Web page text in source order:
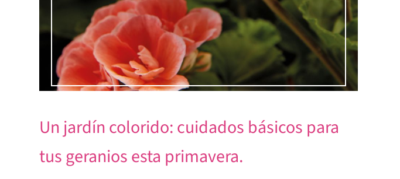
Un jardín colorido: cuidados básicos para
tus geranios esta primavera.